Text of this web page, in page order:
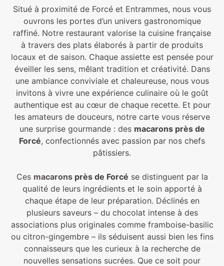
Situé à proximité de Forcé et Entrammes, nous vous
ouvrons les portes d’un univers gastronomique
raffiné. Notre restaurant valorise la cuisine française
à travers des plats élaborés à partir de produits
locaux et de saison. Chaque assiette est pensée pour
éveiller les sens, mêlant tradition et créativité. Dans
une ambiance conviviale et chaleureuse, nous vous
invitons à vivre une expérience culinaire où le goût
authentique est au cœur de chaque recette. Et pour
les amateurs de douceurs, notre carte vous réserve
une surprise gourmande : des macarons près de
Forcé, confectionnés avec passion par nos chefs
pâtissiers.
Ces macaronsprès de Forcé se distinguent par la
qualité de leurs ingrédients et le soin apporté à
chaque étape de leur préparation. Déclinés en
plusieurs saveurs – du chocolat intense à des
associations plus originales comme framboise-basilic
ou citron-gingembre – ils séduisent aussi bien les fins
connaisseurs que les curieux à la recherche de
nouvelles sensations sucrées. Que ce soit pour